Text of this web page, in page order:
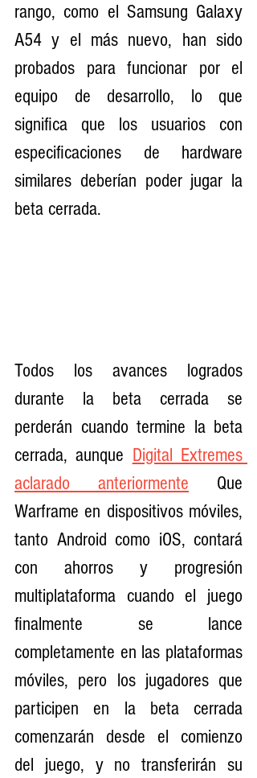
rango, como el Samsung Galaxy
A54 y el más nuevo, han sido
probados para funcionar por el
equipo de desarrollo, lo que
significa que los usuarios con
especificaciones de hardware
similares deberían poder jugar la
beta cerrada.
Todos los avances logrados
durante la beta cerrada se
perderán cuando termine la beta
cerrada, aunque Digital Extremes
aclarado anteriormente Que
Warframe en dispositivos móviles,
tanto Android como iOS, contará
con ahorros y progresión
multiplataforma cuando el juego
finalmente se lance
completamente en las plataformas
móviles, pero los jugadores que
participen en la beta cerrada
comenzarán desde el comienzo
del juego, y no transferirán su